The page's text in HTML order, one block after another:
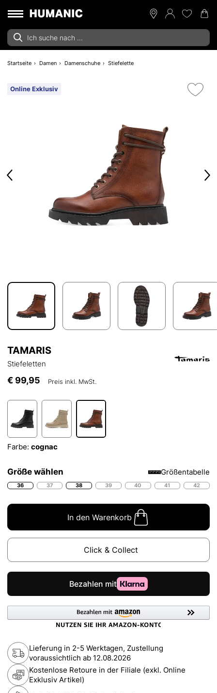
Startseite Damen Damenschuhe Stiefelette
Online Exklusiv
TAMARIS
Stiefeletten
€ 99,95 Preis inkl. MwSt.
Farbe: cognac
Größe wählen Größentabelle
36 37 38 39 40 41 42
In den Warenkorb
Click & Collect
Lieferung in 2-5 Werktagen, Zustellung
voraussichtlich ab 12.08.2026
Kostenlose Retoure in der Filiale (exkl. Online
Exklusiv Artikel)